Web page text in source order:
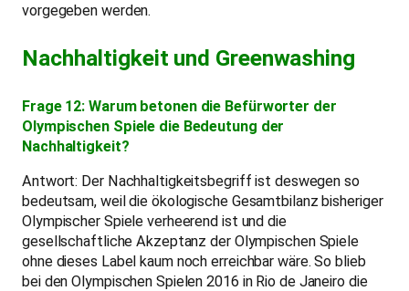
vorgegeben werden.
Nachhaltigkeit und Greenwashing
Frage 12: Warum betonen die Befürworter der
Olympischen Spiele die Bedeutung der
Nachhaltigkeit?
Antwort: Der Nachhaltigkeitsbegriff ist deswegen so
bedeutsam, weil die ökologische Gesamtbilanz bisheriger
Olympischer Spiele verheerend ist und die
gesellschaftliche Akzeptanz der Olympischen Spiele
ohne dieses Label kaum noch erreichbar wäre. So blieb
bei den Olympischen Spielen 2016 in Rio de Janeiro die